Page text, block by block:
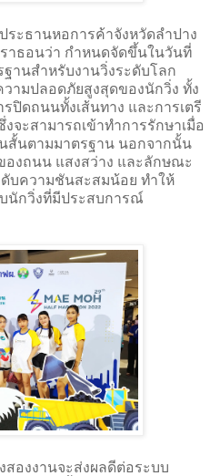
ะธานหอการค้าจังหวัดลำปาง
าธอนว่า กำหนดจัดขึ้นในวันที่
านสำหรับงานวิ่งระดับโลก
วามปลอดภัยสูงสุดของนักวิ่ง ทั้ง
ปิดถนนทั้งเส้นทาง และการเตรี
จะสามารถเข้าทำการรักษาเมื่อ
นสั้นตามมาตรฐาน นอกจากนั้น
งถนน แสงสว่าง และลักษณะ
ดับความชันสะสมน้อย ทำให้
นักวิ่งที่มีประสบการณ์
องงานจะส่งผลดีต่อระบบ